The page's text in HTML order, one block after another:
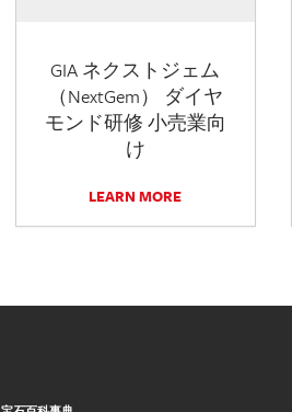
GIA ネクストジェム
（NextGem） ダイヤ
モンド研修 小売業向
け
LEARN MORE